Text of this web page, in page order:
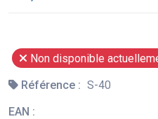
Non disponible
Référence : S-40
EAN :